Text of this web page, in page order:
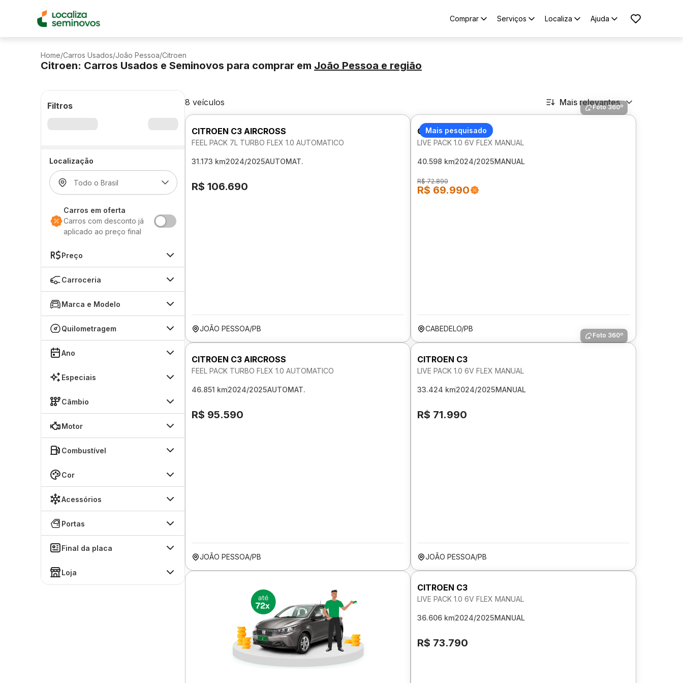
Comprar Serviços Localiza Ajuda
Home/Carros Usados/João Pessoa/Citroen
Citroen: Carros Usados e Seminovos para comprar em João Pessoa e região
Filtros
Localização
Carros em oferta
Carros com desconto já
aplicado ao preço final
Preço
Carroceria
Marca e Modelo
Quilometragem
Ano
Especiais
Câmbio
Motor
Combustível
Cor
Acessórios
Portas
Final da placa
Loja
8 veículos Mais relevantes
CITROEN C3 AIRCROSS
FEEL PACK 7L TURBO FLEX 1.0 AUTOMATICO
31.173 km2024/2025AUTOMAT.
R$ 106.690
JOÃO PESSOA/PB
Mais pesquisado
Foto 360º
CITROEN C3
LIVE PACK 1.0 6V FLEX MANUAL
40.598 km2024/2025MANUAL
R$ 72.890
R$ 69.990
CABEDELO/PB
CITROEN C3 AIRCROSS
FEEL PACK TURBO FLEX 1.0 AUTOMATICO
46.851 km2024/2025AUTOMAT.
R$ 95.590
JOÃO PESSOA/PB
Foto 360º
CITROEN C3
LIVE PACK 1.0 6V FLEX MANUAL
33.424 km2024/2025MANUAL
R$ 71.990
JOÃO PESSOA/PB
CITROEN C3
LIVE PACK 1.0 6V FLEX MANUAL
36.606 km2024/2025MANUAL
R$ 73.790